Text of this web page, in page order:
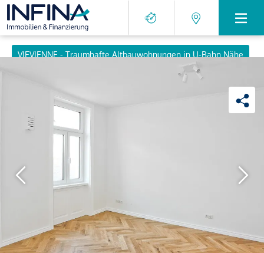
VIEVIENNE - Traumhafte Altbauwohnungen in U-Bahn Nähe